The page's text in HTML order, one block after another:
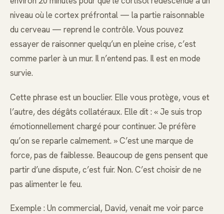
niveau où le cortex préfrontal — la partie raisonnable
du cerveau — reprend le contrôle. Vous pouvez
essayer de raisonner quelqu’un en pleine crise, c’est
comme parler à un mur. Il n’entend pas. Il est en mode
survie.
Cette phrase est un bouclier. Elle vous protège, vous et
l’autre, des dégâts collatéraux. Elle dit : « Je suis trop
émotionnellement chargé pour continuer. Je préfère
qu’on se reparle calmement. » C’est une marque de
force, pas de faiblesse. Beaucoup de gens pensent que
partir d’une dispute, c’est fuir. Non. C’est choisir de ne
pas alimenter le feu.
Exemple : Un commercial, David, venait me voir parce